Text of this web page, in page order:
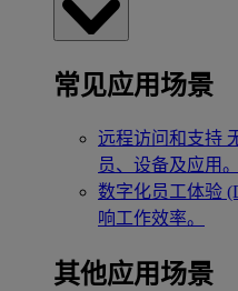
常见应用场景
远程访问和支持
员、设备及应用。
数字化员工体验
响工作效率。
其他应用场景